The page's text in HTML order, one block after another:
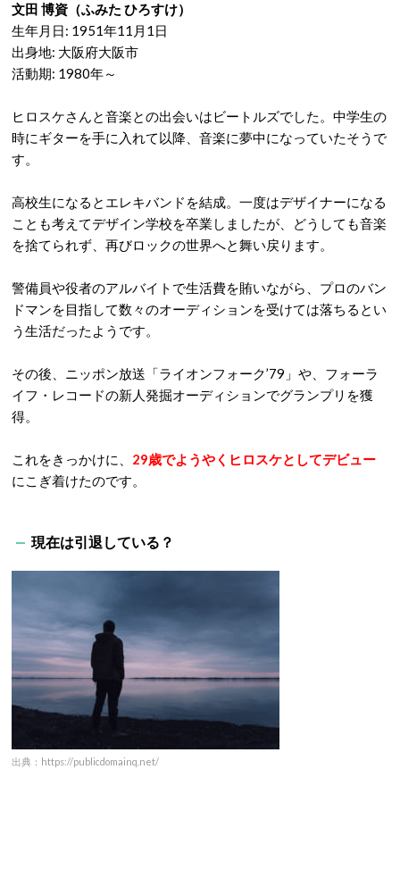
文田 博資（ふみた ひろすけ）
生年月日: 1951年11月1日
出身地: 大阪府大阪市
活動期: 1980年～
ヒロスケさんと音楽との出会いはビートルズでした。中学生の
時にギターを手に入れて以降、音楽に夢中になっていたそうで
す。
高校生になるとエレキバンドを結成。一度はデザイナーになる
ことも考えてデザイン学校を卒業しましたが、どうしても音楽
を捨てられず、再びロックの世界へと舞い戻ります。
警備員や役者のアルバイトで生活費を賄いながら、プロのバン
ドマンを目指して数々のオーディションを受けては落ちるとい
う生活だったようです。
その後、ニッポン放送「ライオンフォーク’79」や、フォーラ
イフ・レコードの新人発掘オーディションでグランプリを獲
得。
これをきっかけに、 29歳でようやくヒロスケとしてデビュー
にこぎ着けたのです。
現在は引退している？
出典：https://publicdomainq.net/